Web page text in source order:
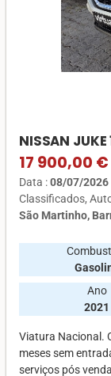
NISSAN
17 900,00 €
Data :08/07/2026
Classificados
São Martinho,
Ano
2021
Viatura Nacional.
meses sem
serviços pós